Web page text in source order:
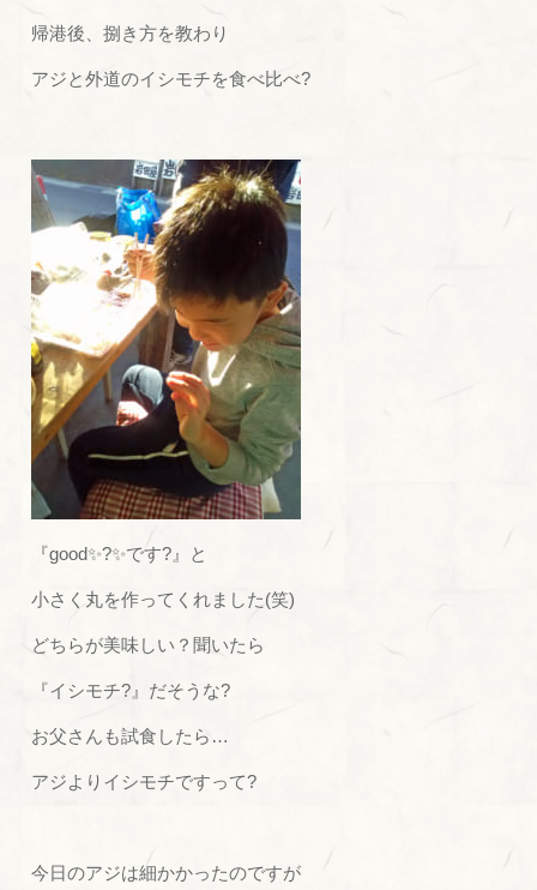
帰港後、捌き方を教わり
アジと外道のイシモチを食べ比べ?
『good✨?✨です?』と
小さく丸を作ってくれました(笑)
どちらが美味しい？聞いたら
『イシモチ?』だそうな?
お父さんも試食したら…
アジよりイシモチですって?
今日のアジは細かかったのですが